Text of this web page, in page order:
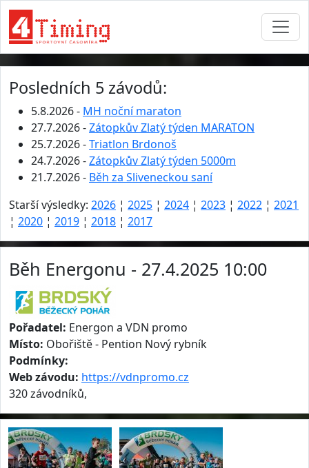
Posledních 5 závodů:
5.8.2026 - MH noční maraton
27.7.2026 -Zátopkův Zlatý týden MARATON
25.7.2026 -Triatlon Brdonoš
24.7.2026 -Zátopkův Zlatý týden 5000m
21.7.2026 - Běh za Sliveneckou saní
Starší výsledky: 2026 ¦ 2025 ¦ 2024 ¦ 2023 ¦ 2022 ¦ 2021
¦ 2020 ¦ 2019 ¦ 2018 ¦ 2017
Běh Energonu - 27.4.2025 10:00
Pořadatel: Energon a VDN promo
Místo: Obořiště - Pention Nový rybník
Podmínky:
Web závodu: https://vdnpromo.cz
320 závodníků,